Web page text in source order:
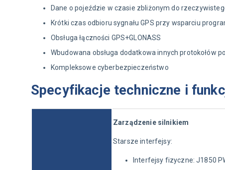
Dane o pojeździe w czasie zbliżonym do
Krótki czas odbioru sygnału GPS przy wsparciu
Obsługa łączności GPS+GLONASS
Wbudowana obsługa dodatkowa innych protokołów
Kompleksowe cyberbezpieczeństwo
Specyfikacje techniczne i
Zarządzenie silnikiem
Starsze interfejsy:
Interfejsy fizyczne: J1850